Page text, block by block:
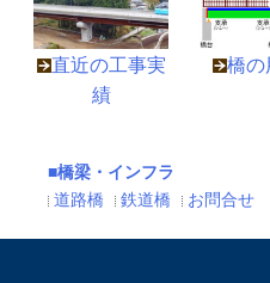
直近の工事実
績
橋の
■橋梁・インフラ
道路橋
鉄道橋 お問合せ